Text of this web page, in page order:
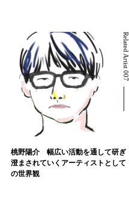
Related Artist 007
桃野陽介 幅広い活動を通して研ぎ
澄まされていくアーティストとして
の世界観